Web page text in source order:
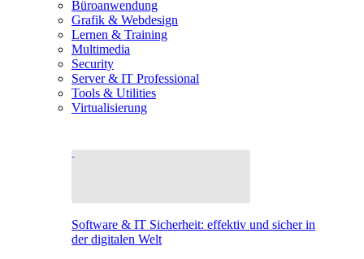
Büroanwendung
Grafik & Webdesign
Lernen & Training
Multimedia
Security
Server & IT Professional
Tools & Utilities
Virtualisierung
Software & IT Sicherheit: effektiv und sicher in
der digitalen Welt